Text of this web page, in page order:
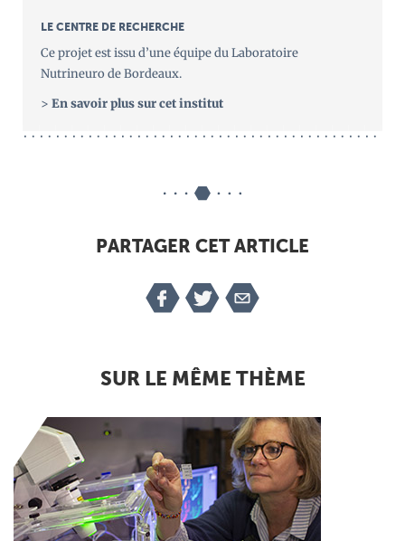
LE CENTRE DE RECHERCHE
Ce projet est issu d’une équipe du Laboratoire
Nutrineuro de Bordeaux.
> En savoir plus sur cet institut
PARTAGER CET ARTICLE
SUR LE MÊME THÈME